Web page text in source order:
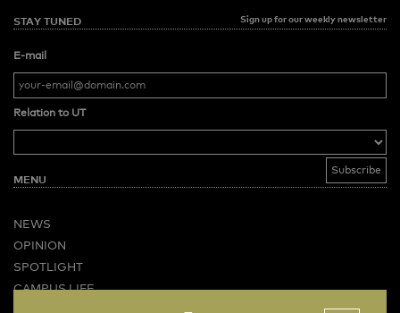
STAY TUNED Sign up for our weekly newsletter
E-mail
Relation to UT
MENU
NEWS
OPINION
SPOTLIGHT
CAMPUS LIFE